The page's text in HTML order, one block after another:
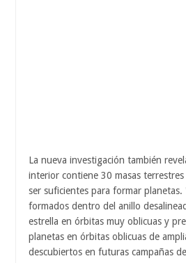
La nueva investigación también
interior contiene 30 masas
ser suficientes para formar
formados dentro del anillo
estrella en órbitas muy oblicuas y
planetas en órbitas oblicuas de
descubiertos en futuras campañas